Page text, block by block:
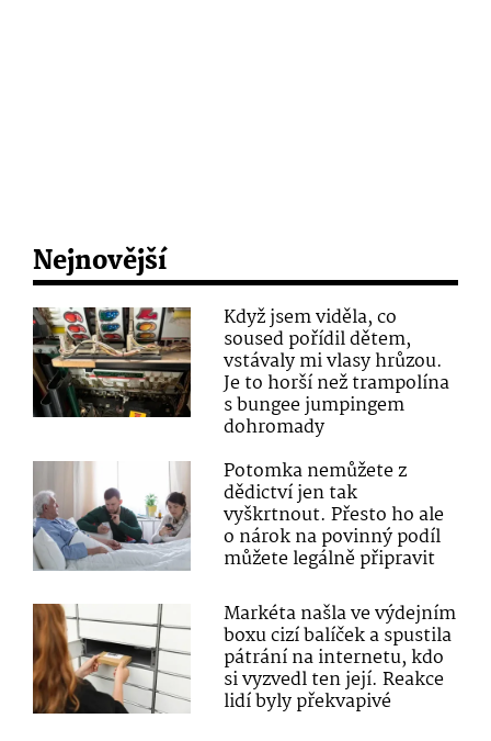
Nejnovější
Když jsem viděla, co
soused pořídil dětem,
vstávaly mi vlasy hrůzou.
Je to horší než trampolína
s bungee jumpingem
dohromady
Potomka nemůžete z
dědictví jen tak
vyškrtnout. Přesto ho ale
o nárok na povinný podíl
můžete legálně připravit
Markéta našla ve výdejním
boxu cizí balíček a spustila
pátrání na internetu, kdo
si vyzvedl ten její. Reakce
lidí byly překvapivé